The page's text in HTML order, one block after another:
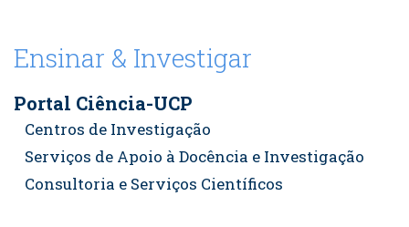
Ensinar & Investigar
Portal Ciência-UCP
Centros de Investigação
Serviços de Apoio à Docência e Investigação
Consultoria e Serviços Científicos